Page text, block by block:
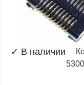
✓ В наличии